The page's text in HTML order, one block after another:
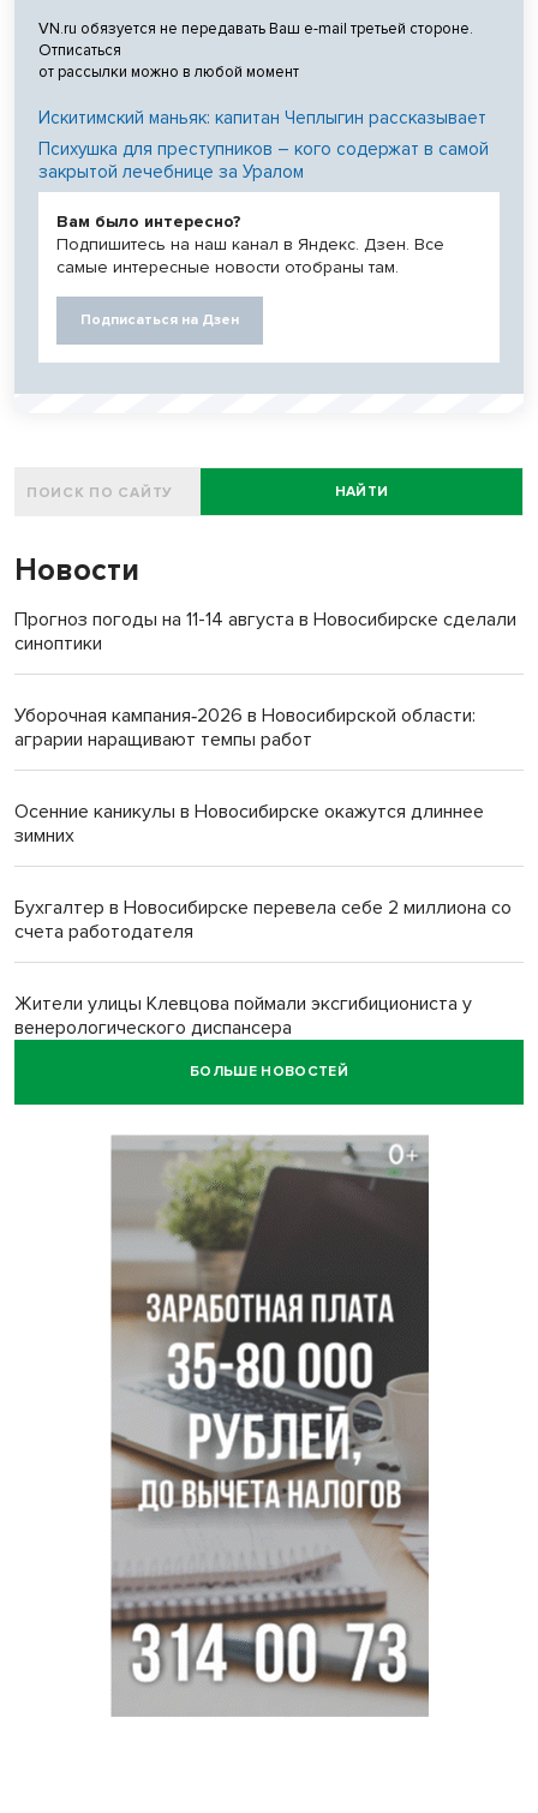
VN.ru обязуется не передавать Ваш e-mail третьей стороне.
Отписаться
от рассылки можно в любой момент
Искитимский маньяк: капитан Чеплыгин рассказывает
Психушка для преступников – кого содержат в самой
закрытой лечебнице за Уралом
Вам было интересно?
Подпишитесь на наш канал в Яндекс. Дзен. Все
самые интересные новости отобраны там.
Подписаться на Дзен
НАЙТИ
Новости
Прогноз погоды на 11-14 августа в Новосибирске сделали
синоптики
Уборочная кампания‑2026 в Новосибирской области:
аграрии наращивают темпы работ
Осенние каникулы в Новосибирске окажутся длиннее
зимних
Бухгалтер в Новосибирске перевела себе 2 миллиона со
счета работодателя
Жители улицы Клевцова поймали эксгибициониста у
венерологического диспансера
БОЛЬШЕ НОВОСТЕЙ